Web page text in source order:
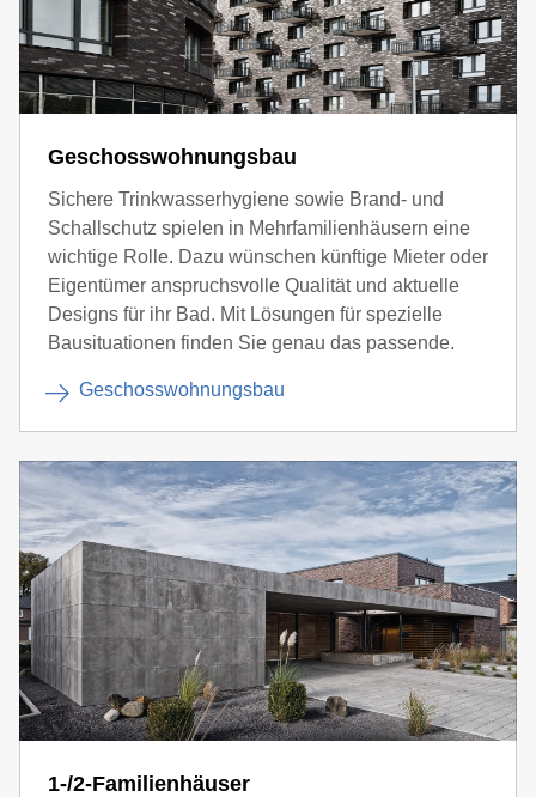
Geschosswohnungsbau
Sichere Trinkwasserhygiene sowie Brand- und
Schallschutz spielen in Mehrfamilienhäusern eine
wichtige Rolle. Dazu wünschen künftige Mieter oder
Eigentümer anspruchsvolle Qualität und aktuelle
Designs für ihr Bad. Mit Lösungen für spezielle
Bausituationen finden Sie genau das passende.
Geschosswohnungsbau
1-/2-Familienhäuser